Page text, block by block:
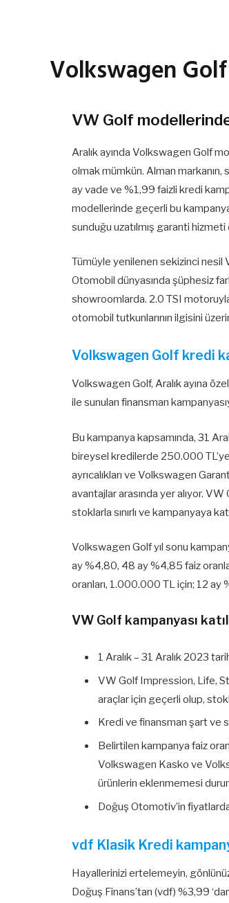
Volkswagen
VW Golf
Aralık ayında Volkswagen Golf
olmak mümkün. Alman
ay vade ve %1,99 faizli kredi
modellerinde geçerli bu
sunduğu uzatılmış garanti hizmeti
Tümüyle yenilenen sekizinci nesil
Otomobil dünyasında şüphesiz
showroomlarda. 2.0 TSI
otomobil tutkunlarının ilgisini
Volkswagen Golf kredi
Volkswagen Golf, Aralık ayına
ile sunulan finansman
Bu kampanya kapsamında, 31
bireysel kredilerde 250.000
ayrıcalıkları ve Volkswagen
avantajlar arasında yer alıyor.
stoklarla sınırlı ve kampanyaya
Volkswagen Golf yıl sonu
ay %4,80, 48 ay %4,85 faiz
oranları, 1.000.000 TL için; 12
VW Golf kampanyası
1 Aralık – 31 Aralık 2023
VW Golf Impression, Life,
araçlar için geçerli olup,
Kredi ve finansman şart ve
Belirtilen kampanya faiz
Volkswagen Kasko ve
ürünlerin eklenmemesi
Doğuş Otomotiv’in
vdf Klasik Kredi
Hayallerinizi ertelemeyin,
Doğuş Finans’tan (vdf) %3,99